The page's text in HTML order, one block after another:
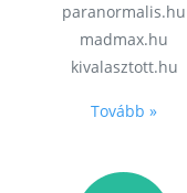
paranormalis.hu
madmax.hu
kivalasztott.hu
Tovább »